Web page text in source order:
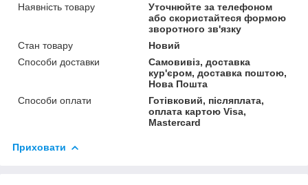
Наявність товару
Уточнюйте за телефоном
або скористайтеся формою
зворотного зв'язку
Стан товару
Новий
Способи доставки
Самовивіз, доставка
кур'єром, доставка поштою,
Нова Пошта
Способи оплати
Готівковий, післяплата,
оплата картою Visa,
Mastercard
Приховати